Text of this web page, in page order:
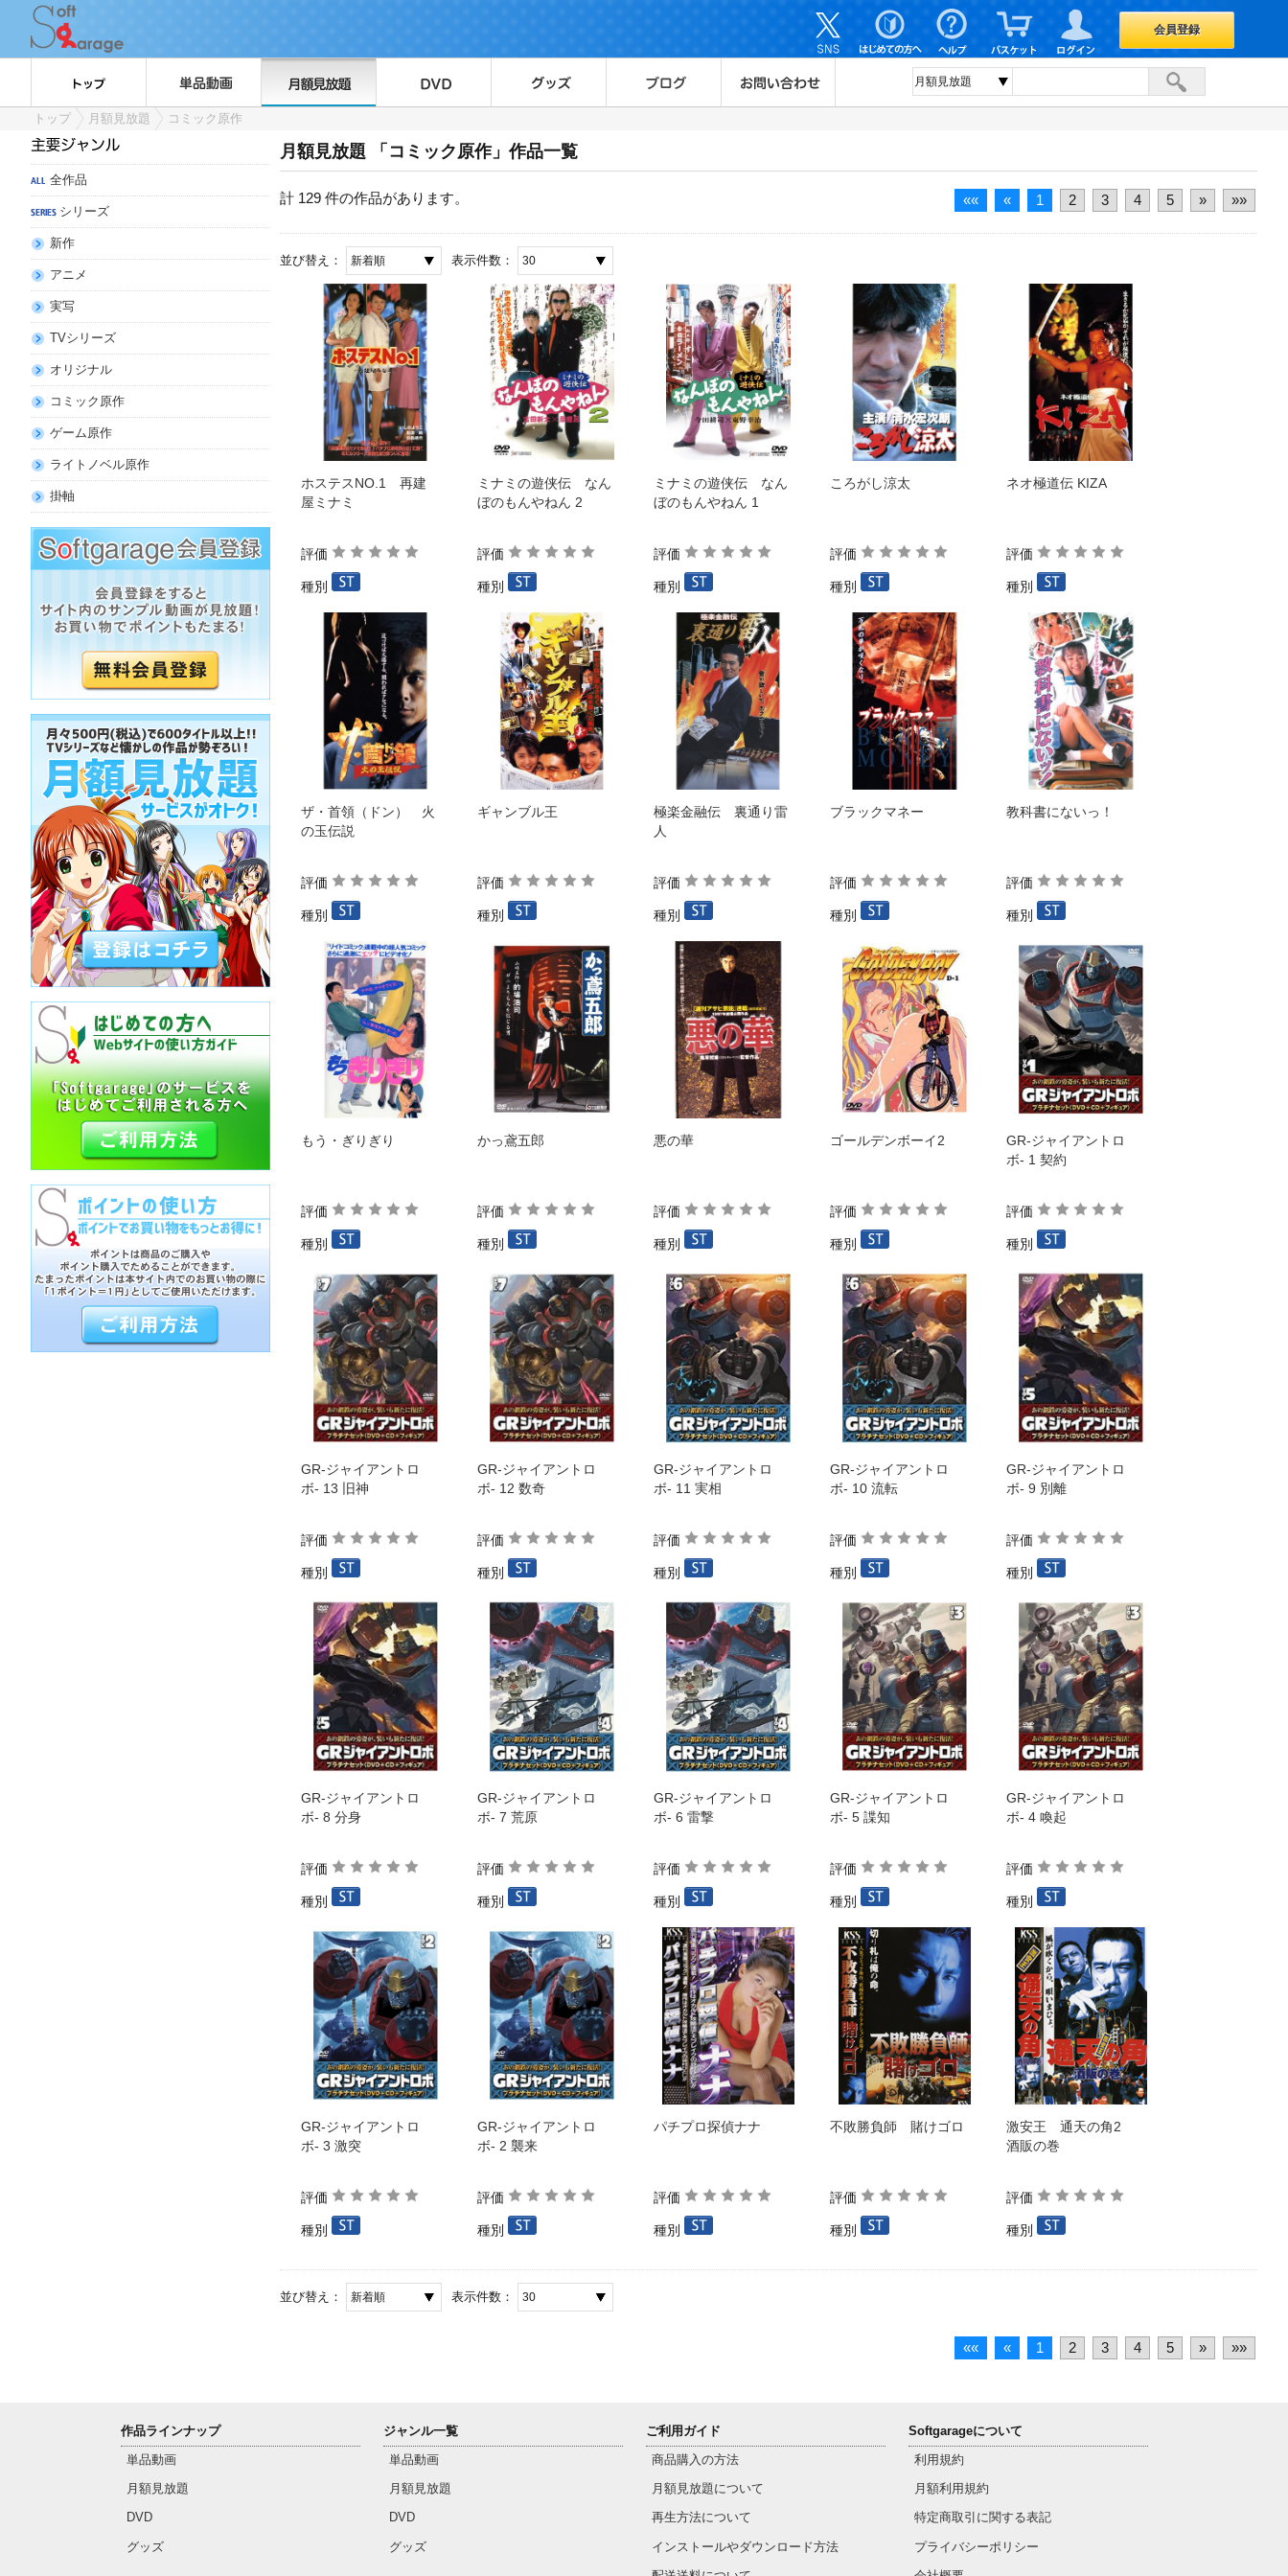
会員登録
トップ 月額見放題 コミック原作
全作品
シリーズ
新作
アニメ
実写
TVシリーズ
オリジナル
コミック原作
ゲーム原作
ライトノベル原作
掛軸
月額見放題 「コミック原作」作品一覧
計 129 件の作品があります。 «« « 1 2 3 4 5 » »»
並び替え： 表示件数：
ホステスNO.1 再建
屋ミナミ
評価
種別
ミナミの遊侠伝 なん
ぼのもんやねん 2
評価
種別
ミナミの遊侠伝 なん
ぼのもんやねん 1
評価
種別
ころがし涼太
評価
種別
ネオ極道伝 KIZA
評価
種別
ザ・首領（ドン） 火
の玉伝説
評価
種別
ギャンブル王
評価
種別
極楽金融伝 裏通り雷
人
評価
種別
ブラックマネー
評価
種別
教科書にないっ！
評価
種別
もう・ぎりぎり
評価
種別
かっ鳶五郎
評価
種別
悪の華
評価
種別
ゴールデンボーイ2
評価
種別
GR-ジャイアントロ
ボ- 1 契約
評価
種別
GR-ジャイアントロ
ボ- 13 旧神
評価
種別
GR-ジャイアントロ
ボ- 12 数奇
評価
種別
GR-ジャイアントロ
ボ- 11 実相
評価
種別
GR-ジャイアントロ
ボ- 10 流転
評価
種別
GR-ジャイアントロ
ボ- 9 別離
評価
種別
GR-ジャイアントロ
ボ- 8 分身
評価
種別
GR-ジャイアントロ
ボ- 7 荒原
評価
種別
GR-ジャイアントロ
ボ- 6 雷撃
評価
種別
GR-ジャイアントロ
ボ- 5 諜知
評価
種別
GR-ジャイアントロ
ボ- 4 喚起
評価
種別
GR-ジャイアントロ
ボ- 3 激突
評価
種別
GR-ジャイアントロ
ボ- 2 襲来
評価
種別
パチプロ探偵ナナ
評価
種別
不敗勝負師 賭けゴロ
評価
種別
激安王 通天の角2
酒販の巻
評価
種別
並び替え： 表示件数：
«« « 1 2 3 4 5 » »»
作品ラインナップ
単品動画
月額見放題
DVD
グッズ
ジャンル一覧
単品動画
月額見放題
DVD
グッズ
ご利用ガイド
商品購入の方法
月額見放題について
再生方法について
インストールやダウンロード方法
Softgarageについて
利用規約
月額利用規約
特定商取引に関する表記
プライバシーポリシー